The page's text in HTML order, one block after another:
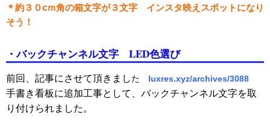
＊約３０ⅽｍ角の箱文字が３文字 インスタ映えスポットになり
そう！
・バックチャンネル文字 LED色選び
前回、記事にさせて頂きました luxres.xyz/archives/3088
手書き看板に追加工事として、バックチャンネル文字を取
り付けられました。